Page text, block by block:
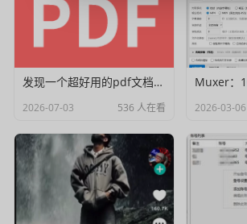
发现一个超好用的pdf文档编辑器
2026-07-03 536 人在看 2026-03-06